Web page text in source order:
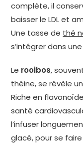
complète, il
baisser le LDL et
Une tasse de thé
s’intégrer dans
Le rooibos,
théine, se révèle
Riche en
santé
l’infuser
glacé, pour se